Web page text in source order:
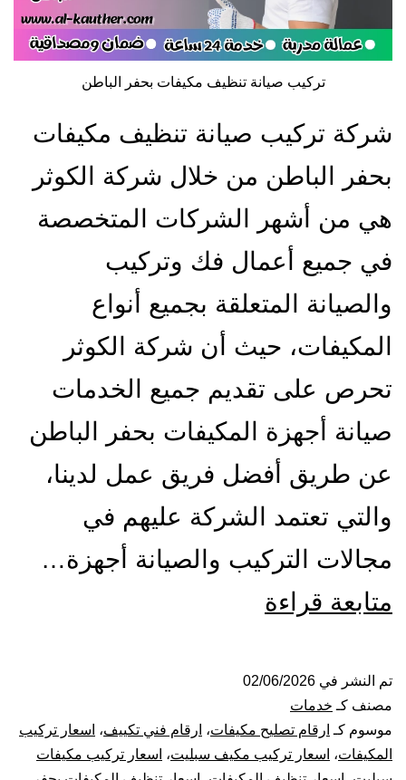
تركيب صيانة تنظيف مكيفات بحفر الباطن
شركة تركيب صيانة تنظيف مكيفات
بحفر الباطن من خلال شركة الكوثر
هي من أشهر الشركات المتخصصة
في جميع أعمال فك وتركيب
والصيانة المتعلقة بجميع أنواع
المكيفات، حيث أن شركة الكوثر
تحرص على تقديم جميع الخدمات
صيانة أجهزة المكيفات بحفر الباطن
عن طريق أفضل فريق عمل لدينا،
والتي تعتمد الشركة عليهم في
مجالات التركيب والصيانة أجهزة…
متابعة قراءة
تنظيف
مكيفات
بحفر
تم النشر في 02/06/2026
مصنف كـ خدمات
موسوم كـ ارقام تصليح مكيفات، ارقام فني تكييف، اسعار تركيب
المكيفات، اسعار تركيب مكيف سبليت، اسعار تركيب مكيفات